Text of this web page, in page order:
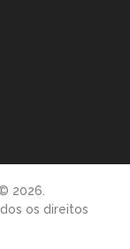
2026.
os direitos